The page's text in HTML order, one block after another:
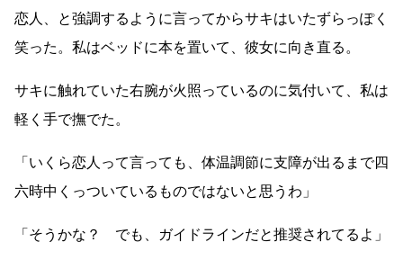
恋人、と強調するように言ってからサキはいたずらっぽく
笑った。私はベッドに本を置いて、彼女に向き直る。
サキに触れていた右腕が火照っているのに気付いて、私は
軽く手で撫でた。
「いくら恋人って言っても、体温調節に支障が出るまで四
六時中くっついているものではないと思うわ」
「そうかな？ でも、ガイドラインだと推奨されてるよ」